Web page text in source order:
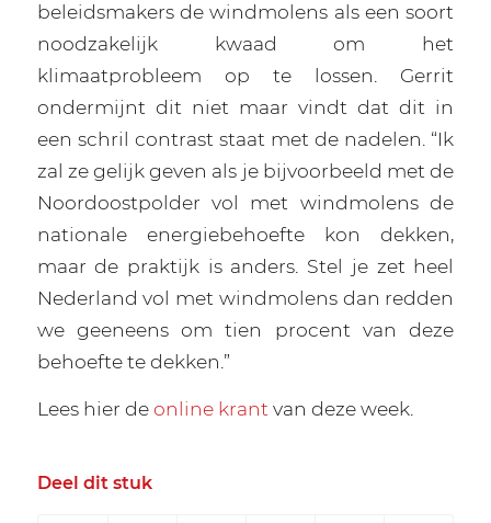
beleidsmakers de windmolens als een soort
noodzakelijk kwaad om het
klimaatprobleem op te lossen. Gerrit
ondermijnt dit niet maar vindt dat dit in
een schril contrast staat met de nadelen. “Ik
zal ze gelijk geven als je bijvoorbeeld met de
Noordoostpolder vol met windmolens de
nationale energiebehoefte kon dekken,
maar de praktijk is anders. Stel je zet heel
Nederland vol met windmolens dan redden
we geeneens om tien procent van deze
behoefte te dekken.”
Lees hier deonline krant van deze week.
Deel dit stuk